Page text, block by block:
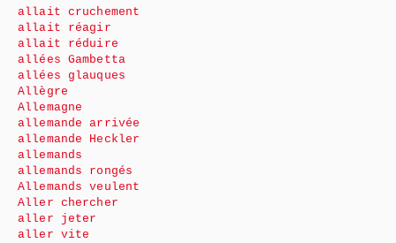
allait cruchement
allait réagir
allait réduire
allées Gambetta
allées glauques
Allègre
Allemagne
allemande arrivée
allemande Heckler
allemands
allemands rongés
Allemands veulent
Aller chercher
aller jeter
aller vite